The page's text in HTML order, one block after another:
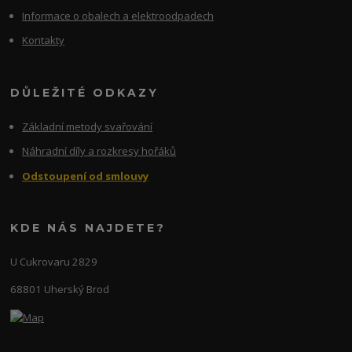
Informace o obalech a elektroodpadech
Kontakty
DŮLEŽITÉ ODKAZY
Základní metody svařování
Náhradní díly a rozkresy hořáků
Odstoupení od smlouvy
KDE NÁS NAJDETE?
U Cukrovaru 2829
68801 Uherský Brod